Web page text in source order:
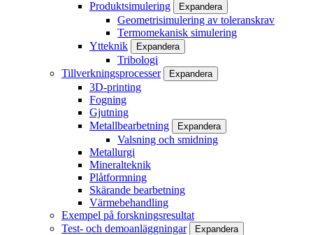
Produktsimulering
Expandera
Geometrisimulering av toleranskrav
Termomekanisk simulering
Ytteknik
Expandera
Tribologi
Tillverkningsprocesser
Expandera
3D-printing
Fogning
Gjutning
Metallbearbetning
Expandera
Valsning och smidning
Metallurgi
Mineralteknik
Plåtformning
Skärande bearbetning
Värmebehandling
Exempel på forskningsresultat
Test- och demoanläggningar
Expandera